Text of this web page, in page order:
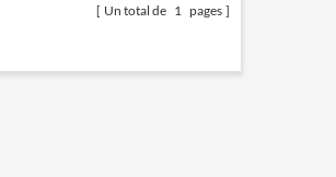
Un total de 1 pages